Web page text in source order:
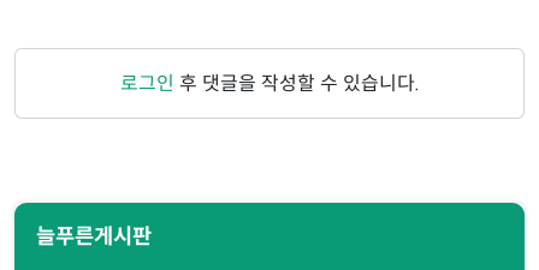
늘푸른게시판
로그인 후 댓글을 작성할 수 있습니다.